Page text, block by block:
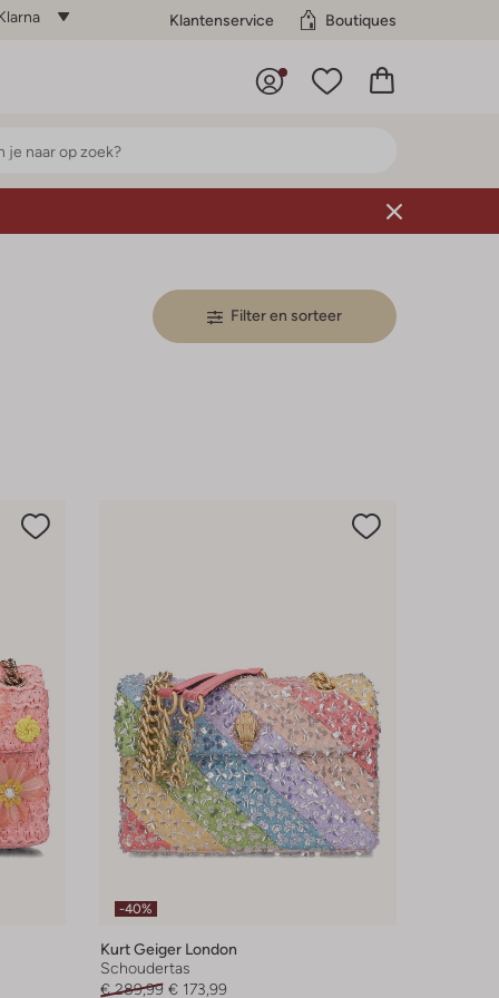
Klantenservice Boutiques
Filter en sorteer
-40%
Kurt Geiger London
Schoudertas
€ 289,99 € 173,99